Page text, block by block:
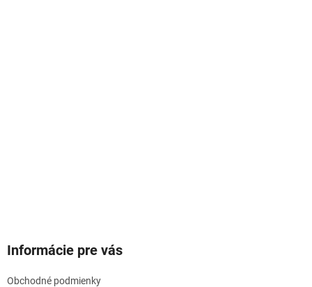
Informácie pre vás
Obchodné podmienky